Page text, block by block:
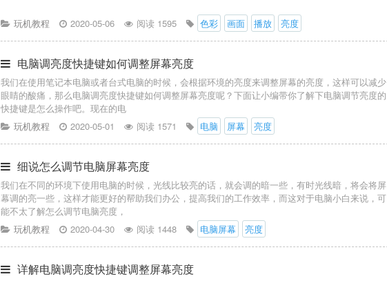
玩机教程 2020-05-06 阅读 1595 色彩 画面 播放 亮度
电脑调亮度快捷键如何调整屏幕亮度
我们在使用笔记本电脑或者台式电脑的时候，会根据环境的亮度来调整屏幕的亮度，这样可以减少
眼睛的酸痛，那么电脑调亮度快捷键如何调整屏幕亮度呢？下面让小编带你了解下电脑调节亮度的
快捷键是怎么操作吧。现在的电
玩机教程
2020-05-01 阅读 1571 电脑 屏幕 亮度
细说怎么调节电脑屏幕亮度
我们在不同的环境下使用电脑的时候，光线比较亮的话，就会调的暗一些，有时光线暗，将会将屏
幕调的亮一些，这样才能更好的帮助我们办公，提高我们的工作效率，而这对于电脑小白来说，可
能不太了解怎么调节电脑亮度，
玩机教程
2020-04-30 阅读 1448 电脑屏幕 亮度
详解电脑调亮度快捷键调整屏幕亮度